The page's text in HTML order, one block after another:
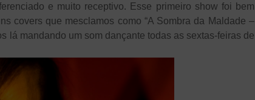
e muito receptivo. Esse primeiro show foi bem
covers que mesclamos como “A Sombra da Maldade –
lá mandando um som dançante todas as sextas-feiras de